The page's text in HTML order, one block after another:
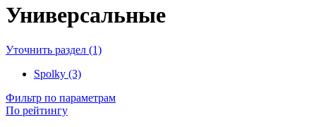
Универсальные
Уточнить раздел (1)
Spolky (3)
Фильтр по параметрам
По рейтингу